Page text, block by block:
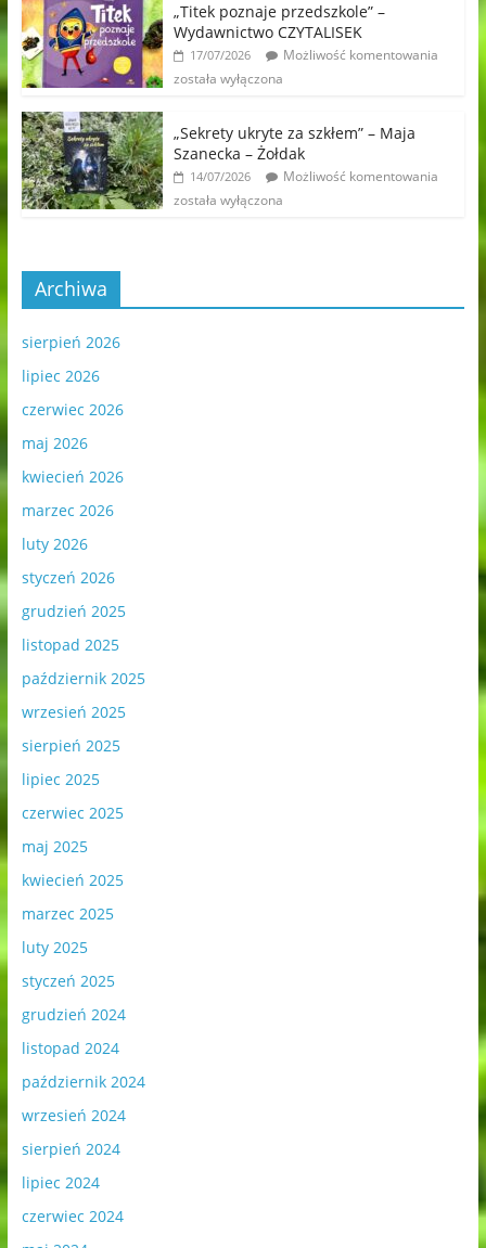
„Titek poznaje przedszkole” –
Wydawnictwo CZYTALISEK
17/07/2026
Możliwość komentowania
została wyłączona
„Sekrety ukryte za szkłem” – Maja
Szanecka – Żołdak
14/07/2026
Możliwość komentowania
została wyłączona
Archiwa
sierpień 2026
lipiec 2026
czerwiec 2026
maj 2026
kwiecień 2026
marzec 2026
luty 2026
styczeń 2026
grudzień 2025
listopad 2025
październik 2025
wrzesień 2025
sierpień 2025
lipiec 2025
czerwiec 2025
maj 2025
kwiecień 2025
marzec 2025
luty 2025
styczeń 2025
grudzień 2024
listopad 2024
październik 2024
wrzesień 2024
sierpień 2024
lipiec 2024
czerwiec 2024